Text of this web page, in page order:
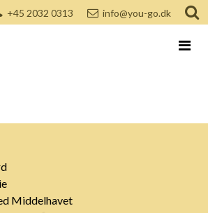
+45 2032 0313 info@you-go.dk
Middelhavet